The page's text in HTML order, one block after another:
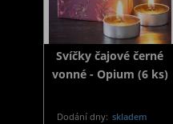
Svíčky čajové černé
vonné - Opium (6 ks)
Dodání dny: skladem